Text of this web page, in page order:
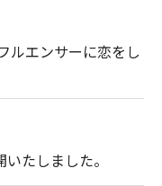
ルエンサーに恋をし
たしました。